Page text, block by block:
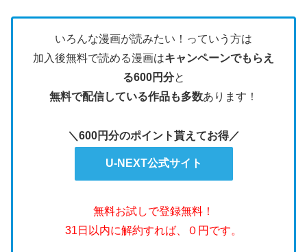
いろんな漫画が読みたい！っていう方は
加入後無料で読める漫画はキャンペーンでもらえ
る600円分と
無料で配信している作品も多数あります！
＼600円分のポイント貰えてお得／
U-NEXT公式サイト
無料お試しで登録無料！
31日以内に解約すれば、０円です。